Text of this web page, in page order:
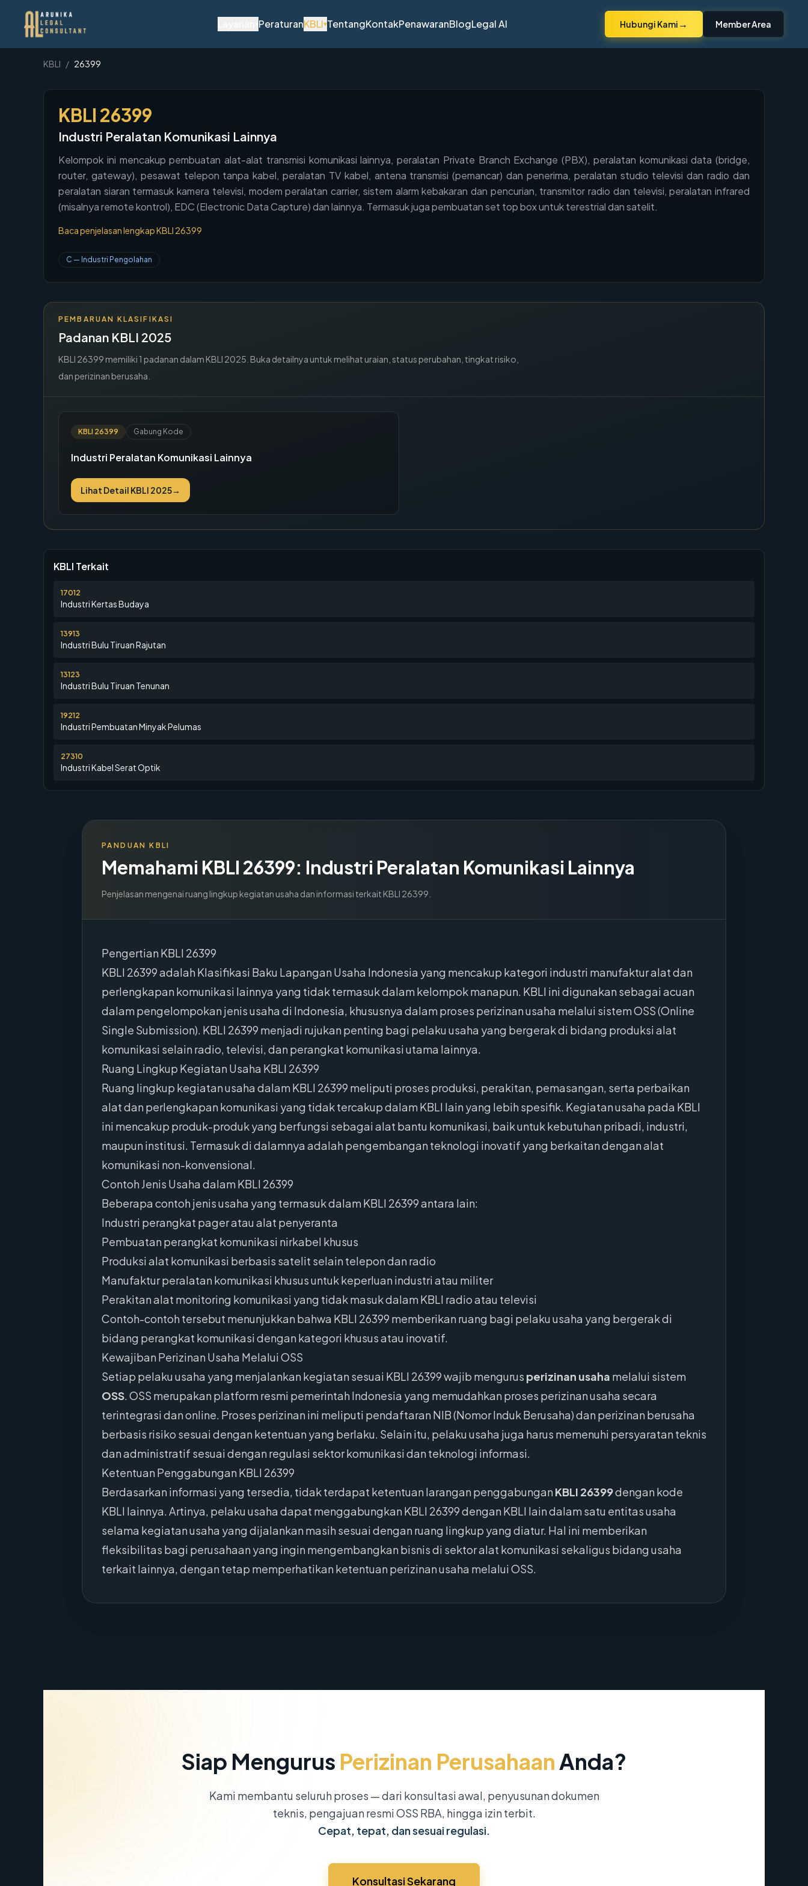
PeraturanKBLI▾TentangKontakPenawaranBlogLegal AI Hubungi Kami → Member Area
KBLI / 26399
KBLI 26399
Industri Peralatan Komunikasi Lainnya
Kelompok ini mencakup pembuatan alat-alat transmisi komunikasi lainnya, peralatan Private Branch Exchange (PBX), peralatan komunikasi data (bridge,
router, gateway), pesawat telepon tanpa kabel, peralatan TV kabel, antena transmisi (pemancar) dan penerima, peralatan studio televisi dan radio dan
peralatan siaran termasuk kamera televisi, modem peralatan carrier, sistem alarm kebakaran dan pencurian, transmitor radio dan televisi, peralatan infrared
(misalnya remote kontrol), EDC (Electronic Data Capture) dan lainnya. Termasuk juga pembuatan set top box untuk terestrial dan satelit.
Baca penjelasan lengkap KBLI 26399
C — Industri Pengolahan
PEMBARUAN KLASIFIKASI
Padanan KBLI 2025
KBLI 26399 memiliki 1 padanan dalam KBLI 2025. Buka detailnya untuk melihat uraian, status perubahan, tingkat risiko,
dan perizinan berusaha.
KBLI 26399 Gabung Kode
Industri Peralatan Komunikasi Lainnya
Lihat Detail KBLI 2025→
KBLI Terkait
17012
Industri Kertas Budaya
13913
Industri Bulu Tiruan Rajutan
13123
Industri Bulu Tiruan Tenunan
19212
Industri Pembuatan Minyak Pelumas
27310
Industri Kabel Serat Optik
PANDUAN KBLI
Memahami KBLI 26399: Industri Peralatan Komunikasi Lainnya
Penjelasan mengenai ruang lingkup kegiatan usaha dan informasi terkait KBLI 26399
Pengertian KBLI 26399
KBLI 26399 adalah Klasifikasi Baku Lapangan Usaha Indonesia yang mencakup kategori industri manufaktur alat dan
perlengkapan komunikasi lainnya yang tidak termasuk dalam kelompok manapun. KBLI ini digunakan sebagai acuan
dalam pengelompokan jenis usaha di Indonesia, khususnya dalam proses perizinan usaha melalui sistem OSS (Online
Single Submission). KBLI 26399 menjadi rujukan penting bagi pelaku usaha yang bergerak di bidang produksi alat
komunikasi selain radio, televisi, dan perangkat komunikasi utama lainnya.
Ruang Lingkup Kegiatan Usaha KBLI 26399
Ruang lingkup kegiatan usaha dalam KBLI 26399 meliputi proses produksi, perakitan, pemasangan, serta perbaikan
alat dan perlengkapan komunikasi yang tidak tercakup dalam KBLI lain yang lebih spesifik. Kegiatan usaha pada KBLI
ini mencakup produk-produk yang berfungsi sebagai alat bantu komunikasi, baik untuk kebutuhan pribadi, industri,
maupun institusi. Termasuk di dalamnya adalah pengembangan teknologi inovatif yang berkaitan dengan alat
komunikasi non-konvensional.
Contoh Jenis Usaha dalam KBLI 26399
Beberapa contoh jenis usaha yang termasuk dalam KBLI 26399 antara lain:
Industri perangkat pager atau alat penyeranta
Pembuatan perangkat komunikasi nirkabel khusus
Produksi alat komunikasi berbasis satelit selain telepon dan radio
Manufaktur peralatan komunikasi khusus untuk keperluan industri atau militer
Perakitan alat monitoring komunikasi yang tidak masuk dalam KBLI radio atau televisi
Contoh-contoh tersebut menunjukkan bahwa KBLI 26399 memberikan ruang bagi pelaku usaha yang bergerak di
bidang perangkat komunikasi dengan kategori khusus atau inovatif.
Kewajiban Perizinan Usaha Melalui OSS
Setiap pelaku usaha yang menjalankan kegiatan sesuai KBLI 26399 wajib mengurus perizinan usaha melalui sistem
OSS. OSS merupakan platform resmi pemerintah Indonesia yang memudahkan proses perizinan usaha secara
terintegrasi dan online. Proses perizinan ini meliputi pendaftaran NIB (Nomor Induk Berusaha) dan perizinan berusaha
berbasis risiko sesuai dengan ketentuan yang berlaku. Selain itu, pelaku usaha juga harus memenuhi persyaratan teknis
dan administratif sesuai dengan regulasi sektor komunikasi dan teknologi informasi.
Ketentuan Penggabungan KBLI 26399
Berdasarkan informasi yang tersedia, tidak terdapat ketentuan larangan penggabungan KBLI 26399dengan kode
KBLI lainnya. Artinya, pelaku usaha dapat menggabungkan KBLI 26399 dengan KBLI lain dalam satu entitas usaha
selama kegiatan usaha yang dijalankan masih sesuai dengan ruang lingkup yang diatur. Hal ini memberikan
fleksibilitas bagi perusahaan yang ingin mengembangkan bisnis di sektor alat komunikasi sekaligus bidang usaha
terkait lainnya, dengan tetap memperhatikan ketentuan perizinan usaha melalui OSS.
Siap Mengurus Perizinan PerusahaanAnda?
Kami membantu seluruh proses — dari konsultasi awal, penyusunan dokumen
teknis, pengajuan resmi OSS RBA, hingga izin terbit.
Cepat, tepat, dan sesuai regulasi.
Konsultasi Sekarang